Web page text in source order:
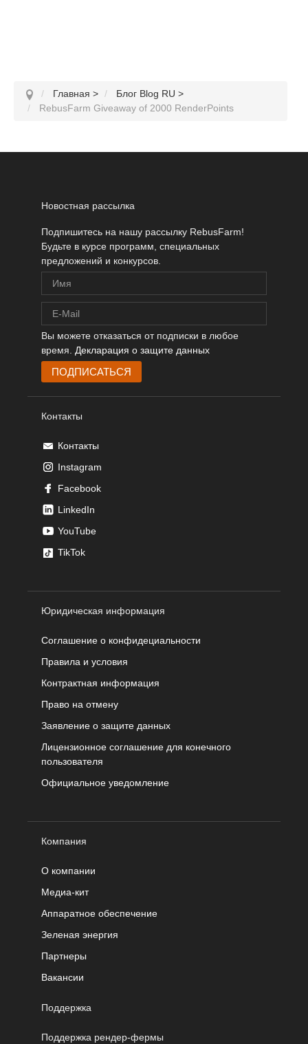
Главная > Блог Blog RU >
RebusFarm Giveaway of 2000 RenderPoints
Новостная рассылка
Подпишитесь на нашу рассылку RebusFarm!
Будьте в курсе программ, специальных
предложений и конкурсов.
Вы можете отказаться от подписки в любое
время. Декларация о защите данных
Контакты
Контакты
Instagram
Facebook
LinkedIn
YouTube
TikTok
Юридическая информация
Соглашение о конфидециальности
Правила и условия
Контрактная информация
Право на отмену
Заявление о защите данных
Лицензионное соглашение для конечного
пользователя
Официальное уведомление
Компания
О компании
Медиа-кит
Аппаратное обеспечение
Зеленая энергия
Партнеры
Вакансии
Поддержка
Поддержка рендер-фермы